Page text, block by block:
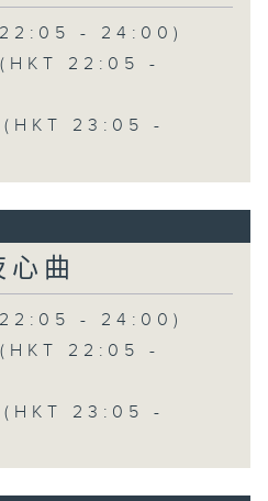
- 24:00)
22:05 -
(HKT 23:05 -
曲
- 24:00)
22:05 -
(HKT 23:05 -